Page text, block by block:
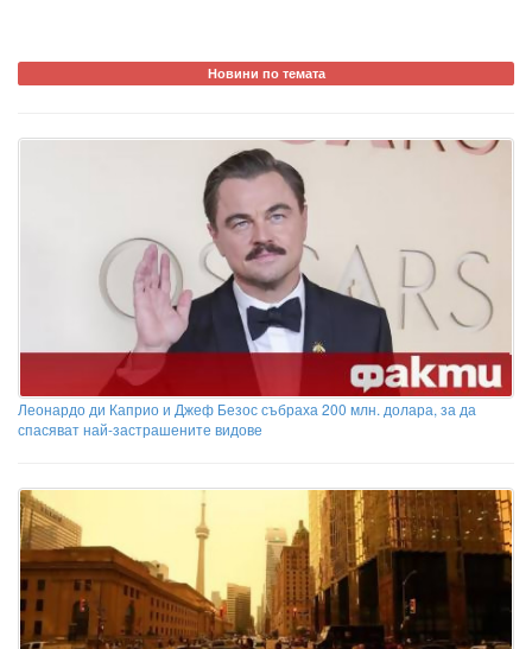
Новини по темата
Леонардо ди Каприо и Джеф Безос събраха 200 млн. долара, за да
спасяват най-застрашените видове